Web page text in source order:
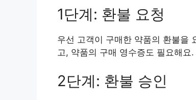
1단계: 환불 요청
우선 고객이 구매한 약품의 환불을
고, 약품의 구매 영수증도 필요해요.
2단계: 환불 승인